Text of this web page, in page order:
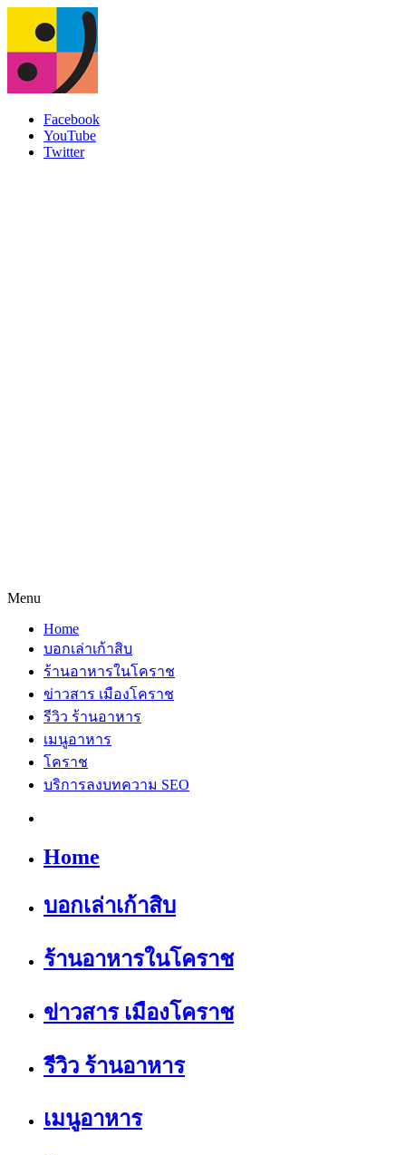
Facebook
YouTube
Twitter
Menu
Home
บอกเล่าเก้าสิบ
ร้านอาหารในโคราช
ข่าวสาร เมืองโคราช
รีวิว ร้านอาหาร
เมนูอาหาร
โคราช
บริการลงบทความ SEO
Home
บอกเล่าเก้าสิบ
ร้านอาหารในโคราช
ข่าวสาร เมืองโคราช
รีวิว ร้านอาหาร
เมนูอาหาร